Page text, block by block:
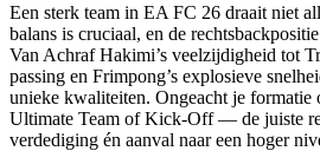
Een sterk team in EA FC 26 draait niet
balans is cruciaal, en de
Van Achraf Hakimi’s veelzijdigheid tot
passing en Frimpong’s explosieve
unieke kwaliteiten. Ongeacht je
Ultimate Team of Kick-Off — de juiste
verdediging én aanval naar een hoger